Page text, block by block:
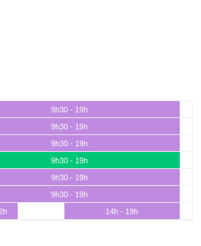
9h30 - 19h
9h30 - 19h
9h30 - 19h
9h30 - 19h
9h30 - 19h
9h30 - 19h
14h - 19h